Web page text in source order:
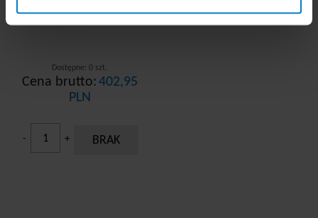
Dostępne: 0 szt.
Cena brutto: 402,95
PLN
- + BRAK